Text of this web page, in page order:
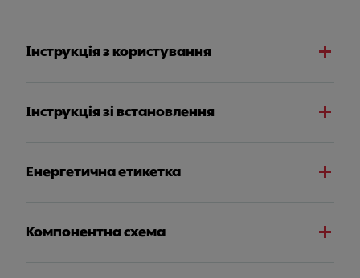
Інструкція з користування
Інструкція зі встановлення
Енергетична етикетка
Компонентна схема